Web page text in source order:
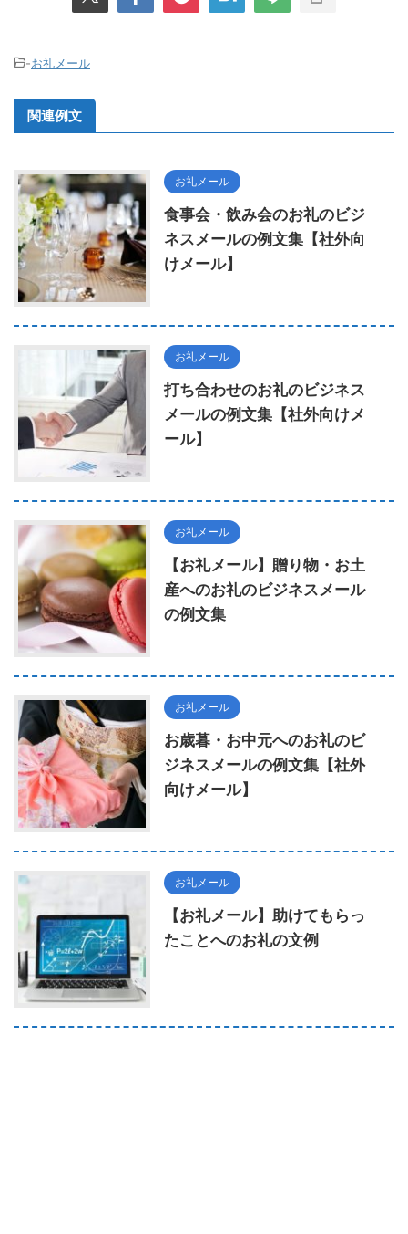
-お礼メール
関連例文
お礼メール
食事会・飲み会のお礼のビジ
ネスメールの例文集【社外向
けメール】
お礼メール
打ち合わせのお礼のビジネス
メールの例文集【社外向けメ
ール】
お礼メール
【お礼メール】贈り物・お土
産へのお礼のビジネスメール
の例文集
お礼メール
お歳暮・お中元へのお礼のビ
ジネスメールの例文集【社外
向けメール】
お礼メール
【お礼メール】助けてもらっ
たことへのお礼の文例